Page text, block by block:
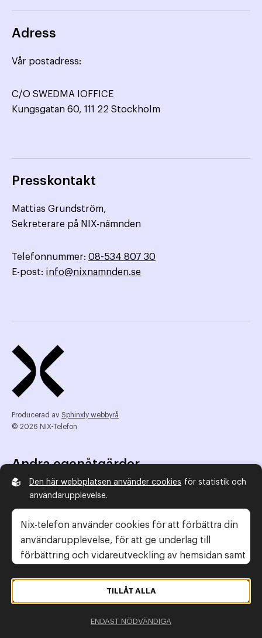
Adress
Vår postadress:
C/O SWEDMA IOFFICE
Kungsgatan 60, 111 22 Stockholm
Presskontakt
Mattias Grundström,
Sekreterare på NIX-nämnden
Telefonnummer: 08-534 807 30
E-post: info@nixnamnden.se
Producerad av Sphinxly webbyrå
© 2026 NIX-Telefon
Andra egenåtgärder
NIX Telefon
NIX addresserat
Reklamombudsmannen
Konsumentverket
Legal information
Gör anmälan
Personuppgiftspolicy
Den här webbplatsen använder cookies för statistik och
användarupplevelse.
Nix-telefon använder cookies för att förbättra din
användarupplevelse, för att ge underlag till
förbättring och vidareutveckling av hemsidan samt
personuppgiftspolicy
ENDAST NÖDVÄNDIGA
TILLÅT ALLA